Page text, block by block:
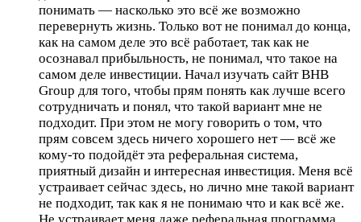
понимать — насколько это всё же возможно
перевернуть жизнь. Только вот не понимал до конца,
как на самом деле это всё работает, так как не
осознавал прибыльность, не понимал, что такое на
самом деле инвестиции. Начал изучать сайт BHB
Group для того, чтобы прям понять как лучше всего
сотрудничать и понял, что такой вариант мне не
подходит. При этом не могу говорить о том, что
прям совсем здесь ничего хорошего нет — всё же
кому-то подойдёт эта реферальная система,
приятный дизайн и интересная инвестиция. Меня всё
устраивает сейчас здесь, но лично мне такой вариант
не подходит, так как я не понимаю что и как всё же.